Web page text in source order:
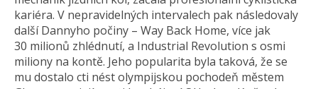
kariéra. V nepravidelných intervalech pak následovaly
další Dannyho počiny – Way Back Home, více jak
30 milionů zhlédnutí, a Industrial Revolution s osmi
miliony na kontě. Jeho popularita byla taková, že se
mu dostalo cti nést olympijskou pochodeň městem